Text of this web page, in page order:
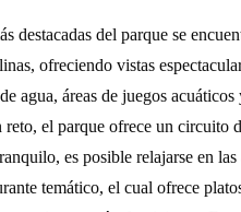
destacadas del parque se
ofreciendo vistas
agua, áreas de juegos
reto, el parque ofrece un circuito
es posible relajarse en
temático, el cual ofrece